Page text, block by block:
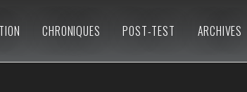
CHRONIQUES POST-TEST ARCHIVES